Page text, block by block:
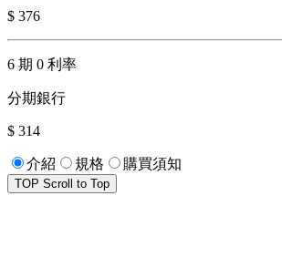
$ 376
6 期 0 利率
分期銀行
$ 314
介紹 規格 購買須知
TOP Scroll to Top